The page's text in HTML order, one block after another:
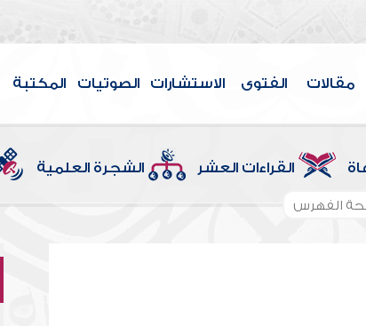
مقالات الفتوى الاستشارات الصوتيات المكتبة
القراءات العشر الشجرة العلمية
الفهرس